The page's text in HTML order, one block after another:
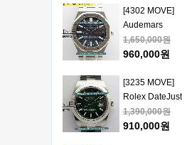
모델 베스트에
디션
1:1 Best
Edition - 오데
마피게 로얄오
크 베스트 에디
[4302 MOVE]
Audemars
Piguet Royal
Oak 15510
1:1 Best
Edition - 오데
마피게 로얄오
크 베스트 에디
1,650,000원
960,000원
[3235 MOVE]
Rolex DateJust
41mm 126334
904L SS ERF
1,390,000원
910,000원